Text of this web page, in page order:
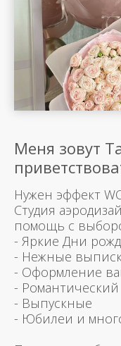
Меня зовут
Нужен эффект
Студия
помощь с
- Яркие Дни
- Нежные
- Оформление
-
- Выпускные
- Юбилеи и